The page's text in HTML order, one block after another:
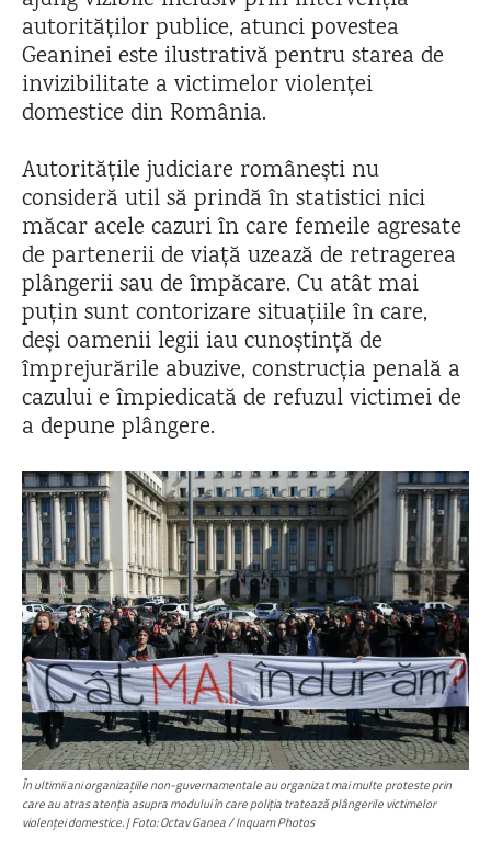
autorităților publice, atunci povestea
Geaninei este ilustrativă pentru starea de
invizibilitate a victimelor violenței
domestice din România.
Autoritățile judiciare românești nu
consideră util să prindă în statistici nici
măcar acele cazuri în care femeile agresate
de partenerii de viață uzează de retragerea
plângerii sau de împăcare. Cu atât mai
puțin sunt contorizare situațiile în care,
deși oamenii legii iau cunoștință de
împrejurările abuzive, construcția penală a
cazului e împiedicată de refuzul victimei de
a depune plângere.
În ultimii ani organizațiile non-guvernamentale au organizat mai multe proteste prin
care au atras atenția asupra modului în care poliția tratează plângerile victimelor
violenței domestice. | Foto: Octav Ganea / Inquam Photos